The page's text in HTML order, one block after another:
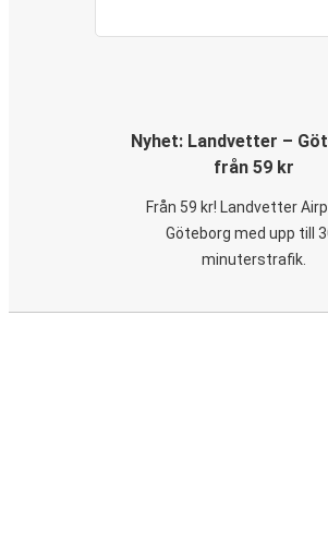
Nyhet: Landvetter –
från 59 kr
Från 59 kr! Landvetter
Göteborg med upp till
minuterstrafik.